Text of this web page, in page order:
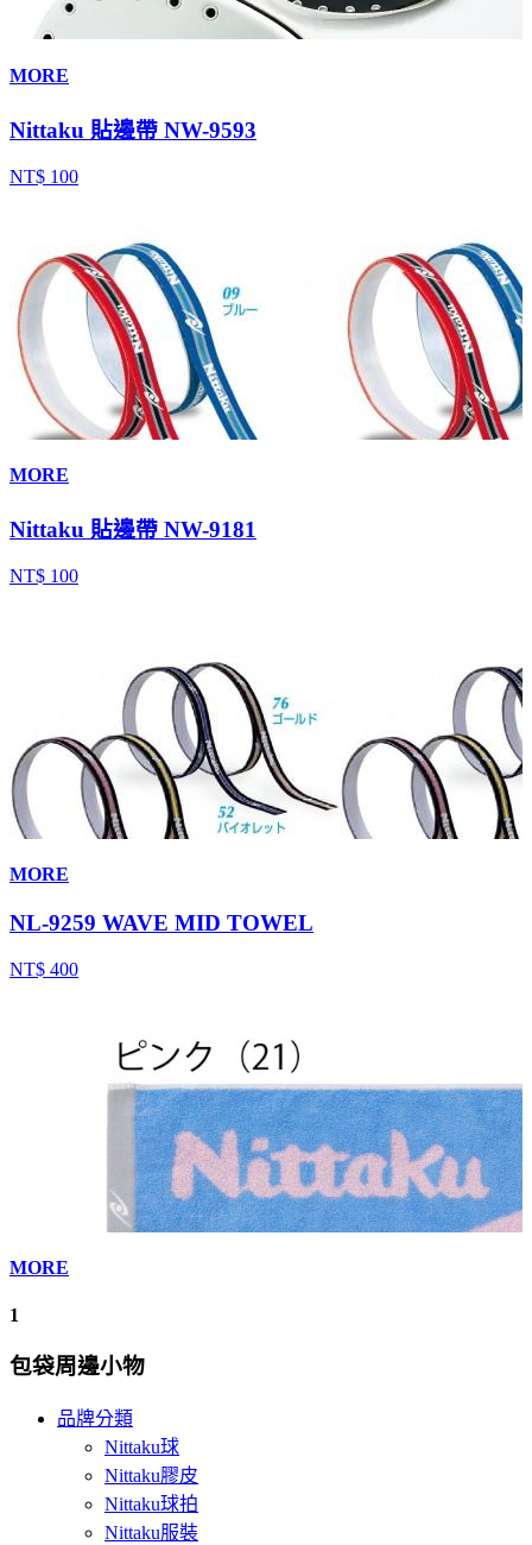
MORE
Nittaku 貼邊帶 NW-9593
NT$ 100
MORE
Nittaku 貼邊帶 NW-9181
NT$ 100
MORE
NL-9259 WAVE MID TOWEL
NT$ 400
MORE
1
包袋周邊小物
品牌分類
Nittaku球
Nittaku膠皮
Nittaku球拍
Nittaku服裝